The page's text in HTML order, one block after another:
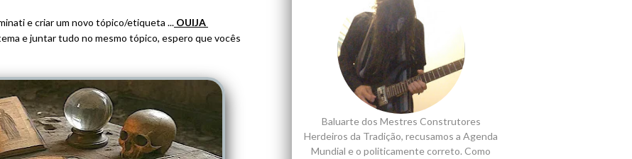
e criar um novo tópico/etiqueta ... OUIJA
e juntar tudo no mesmo tópico, espero que vocês
Baluarte dos Mestres Construtores
Herdeiros da Tradição, recusamos a Agenda
Mundial e o politicamente correto. Como